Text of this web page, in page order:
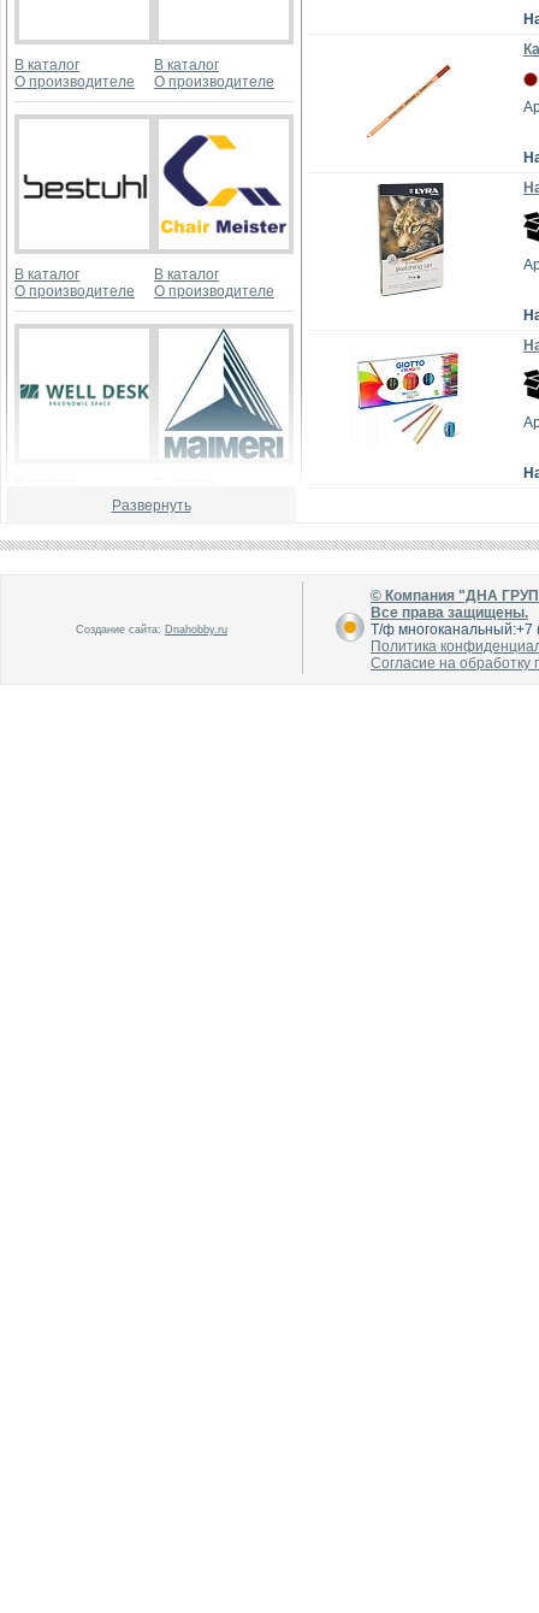
В каталог
О производителе
В каталог
О производителе
В каталог
О производителе
В каталог
О производителе
О производителе
О производителе
Развернуть
Создание сайта: Dnahobby.ru
© Компания "ДНА
Все права защищены.
Т/ф
Политика
Согласие на